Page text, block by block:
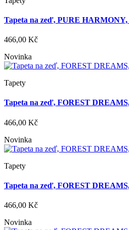
Tapeta na zeď, PURE
466,00 Kč
Novinka
Tapety
Tapeta na zeď, FOREST
466,00 Kč
Novinka
Tapety
Tapeta na zeď, FOREST DREAMS,
466,00 Kč
Novinka